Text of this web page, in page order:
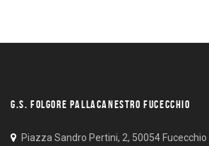
G.S. FOLGORE PALLACANESTRO FUCECCHIO
Piazza Sandro Pertini, 2, 50054 Fucecchio